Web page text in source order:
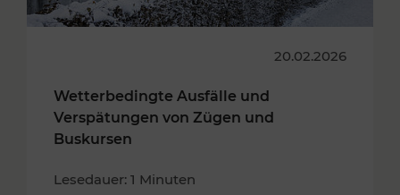
20.02.2026
Wetterbedingte Ausfälle und
Verspätungen von Zügen und
Buskursen
Lesedauer: 1 Minuten